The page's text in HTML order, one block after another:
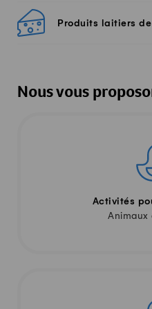
Produits laitiers
Nous vous
Activités
Animaux